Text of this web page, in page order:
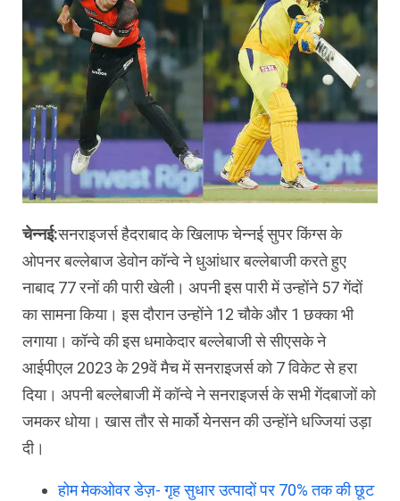
चेन्नई:सनराइजर्स हैदराबाद के खिलाफ चेन्नई सुपर किंग्स के
ओपनर बल्लेबाज डेवोन कॉन्वे ने धुआंधार बल्लेबाजी करते हुए
नाबाद 77 रनों की पारी खेली। अपनी इस पारी में उन्होंने 57 गेंदों
का सामना किया। इस दौरान उन्होंने 12 चौके और 1 छक्का भी
लगाया। कॉन्वे की इस धमाकेदार बल्लेबाजी से सीएसके ने
आईपीएल 2023 के 29वें मैच में सनराइजर्स को 7 विकेट से हरा
दिया। अपनी बल्लेबाजी में कॉन्वे ने सनराइजर्स के सभी गेंदबाजों को
जमकर धोया। खास तौर से मार्को येनसन की उन्होंने धज्जियां उड़ा
दी।
होम मेकओवर डेज़- गृह सुधार उत्पादों पर 70% तक की छूट